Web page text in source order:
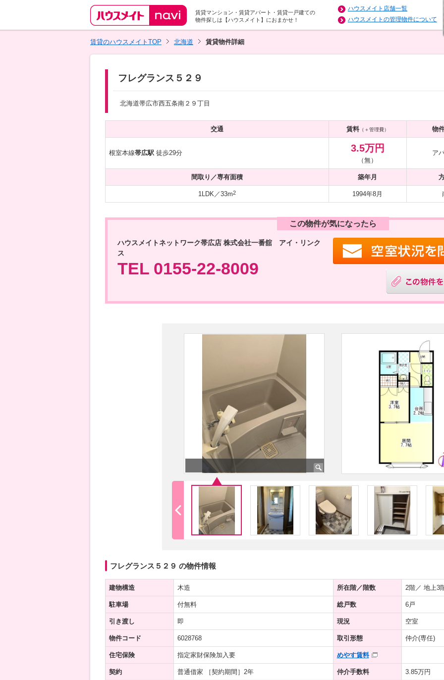
賃貸マンション・賃貸アパート・賃貸一戸建ての
物件探しは【ハウスメイト】におまかせ！
ハウスメイト店舗一覧
ハウスメイトの管理物件について
賃貸のハウスメイトTOP 北海道 賃貸物件詳細
フレグランス５２９
北海道帯広市西五条南２９丁目
交通 賃料（＋管理費） 物
根室本線帯広駅徒歩29分 3.5万円
（無）
ア
間取り／専有面積 築年月
1LDK／33m2 1994年8月
この物件が気になったら
ハウスメイトネットワーク帯広店 株式会社一番舘 アイ・リンク
ス
TEL 0155-22-8009
フレグランス５２９ の物件情報
建物構造 木造 所在階／階数 2階／ 地上3
駐車場 付無料 総戸数 6戸
引き渡し 即 現況 空室
物件コード 6028768 取引形態 仲介(専任)
住宅保険 指定家財保険加入要 めやす賃料
契約 普通借家 ［契約期間］2年 仲介手数料 3.85万円